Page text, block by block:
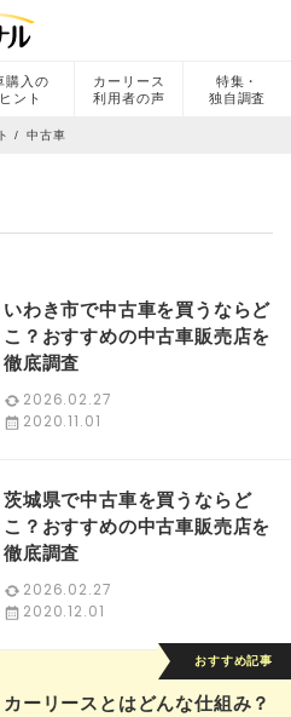
購入の
ヒント
カーリース
利用者の声
特集・
独自調査
中古車
いわき市で中古車を買うならど
こ？おすすめの中古車販売店を
徹底調査
2026.02.27
2020.11.01
茨城県で中古車を買うならど
こ？おすすめの中古車販売店を
徹底調査
2026.02.27
2020.12.01
カーリースとはどんな仕組み？